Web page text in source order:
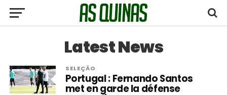
Latest News
SELEÇÃO
Portugal : Fernando Santos
met en garde la défense